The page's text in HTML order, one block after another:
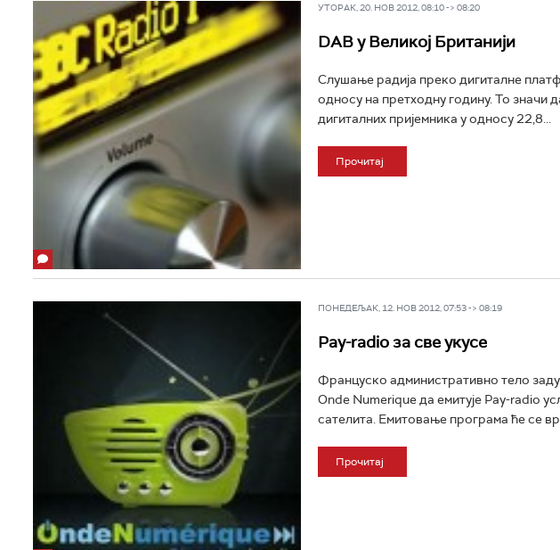
УТОРАК, 20. НОВ 2012, 08:10 -> 08:20
DAB у Великој Британији
Слушање радија преко дигиталне
односу на претходну годину. То
дигиталних пријемника у односу 22,8...
Прочитај
ПОНЕДЕЉАК, 12. НОВ 2012, 07:53 -> 08:19
Pay-radio за све укусе
Француско административно тело
Onde Numerique да емитује Pay-radio
сателита. Емитовање програма ће се
Прочитај